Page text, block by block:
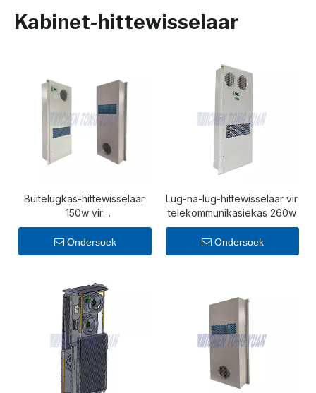
Kabinet-hittewisselaar
Buitelugkas-hittewisselaar
150w vir
telekommunikasiekas
Ondersoek
Lug-na-lug-hittewisselaar vir
telekommunikasiekas 260w
Ondersoek